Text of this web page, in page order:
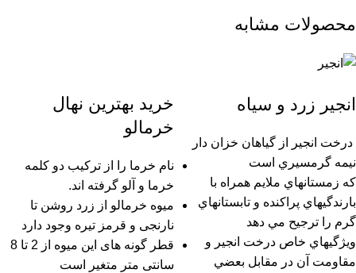
محصولات مشابه
انجیر زرد و سیاه
درخت انجير از گياهان خزان دار
نيمه گرمسيري است
كه زمستانهاي ملايم همراه با
بارندگيهاي پراكنده و تابستانهاي
گرم را ترجيح مي دهد
ويژگيهاي خاص درخت انجير و
مقاومت آن در مقابل بعضي
خرید بهترین نهال
خرمالو
نام خرما را از ترکیب دو کلمه
خرما و آلو گرفته اند.
میوه خرمالو از زرد روشن تا
نارنجی و قرمز تیره وجود دارد
قطر گونه های این میوه از 2 تا 8
سانتی متر متغیر است